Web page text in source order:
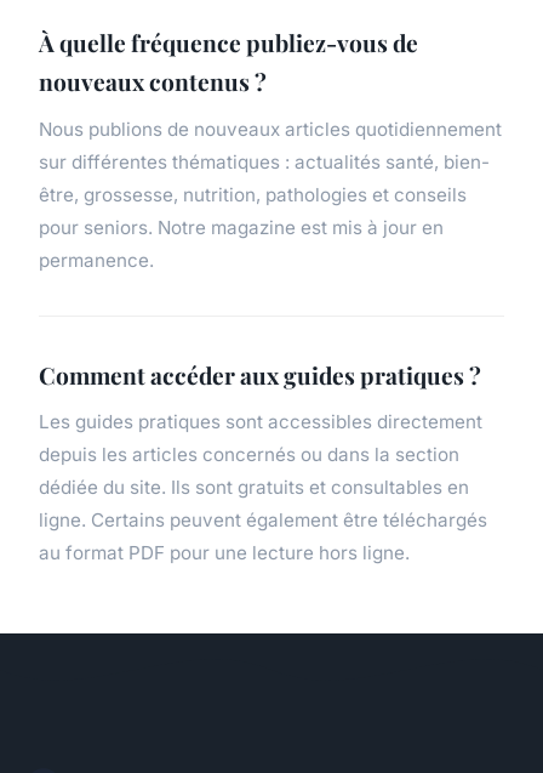
À quelle fréquence publiez-vous de
nouveaux contenus ?
Nous publions de nouveaux articles quotidiennement
sur différentes thématiques : actualités santé, bien-
être, grossesse, nutrition, pathologies et conseils
pour seniors. Notre magazine est mis à jour en
permanence.
Comment accéder aux guides pratiques ?
Les guides pratiques sont accessibles directement
depuis les articles concernés ou dans la section
dédiée du site. Ils sont gratuits et consultables en
ligne. Certains peuvent également être téléchargés
au format PDF pour une lecture hors ligne.